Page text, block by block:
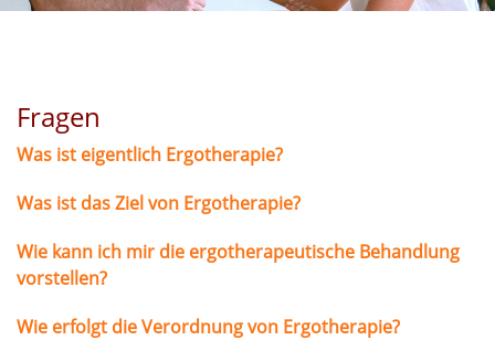
Fragen
Was ist eigentlich Ergotherapie?
Was ist das Ziel von Ergotherapie?
Wie kann ich mir die ergotherapeutische Behandlung
vorstellen?
Wie erfolgt die Verordnung von Ergotherapie?